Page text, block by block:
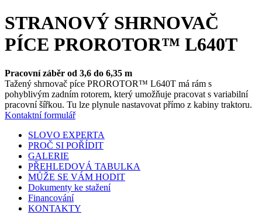
STRANOVÝ SHRNOVAČ
PÍCE PROROTOR™ L640T
Pracovní záběr od 3,6 do 6,35 m
Tažený shrnovač píce PROROTOR™ L640T má rám s
pohyblivým zadním rotorem, který umožňuje pracovat s variabilní
pracovní šířkou. Tu lze plynule nastavovat přímo z kabiny traktoru.
Kontaktní formulář
SLOVO EXPERTA
PROČ SI POŘÍDIT
GALERIE
PŘEHLEDOVÁ TABULKA
MŮŽE SE VÁM HODIT
Dokumenty ke stažení
Financování
KONTAKTY